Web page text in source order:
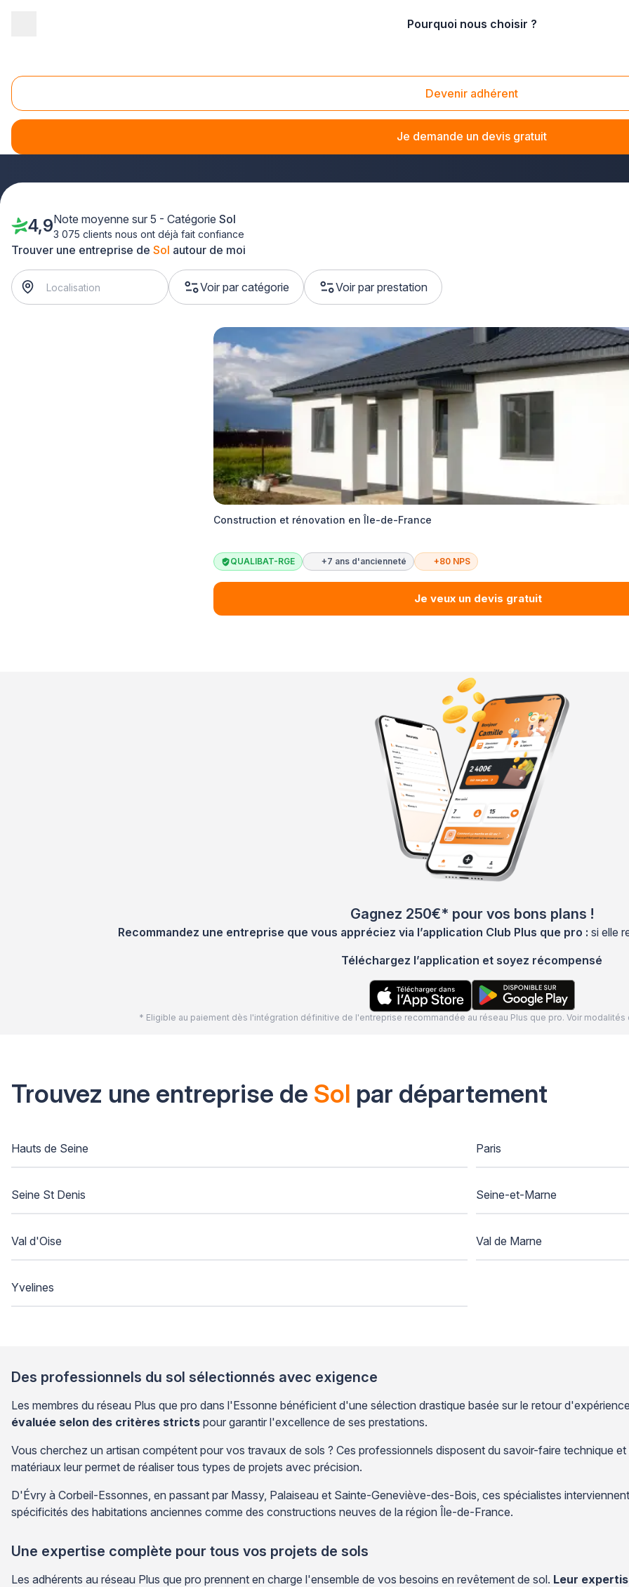
Pourquoi nous choisir ?
Devenir adhérent
Je demande un devis gratuit
Sols Essonne (91)
Vous envisagez la pose ou la rénovation de vos sols en Essonne ? La solution Plus que pro vous met en relation avec
département 91. Que vous recherchiez un professionnel pour votre parquet, carrelage ou sol souple, notre réseau
vous en Île-de-France.
Trouver une entreprise de Sol autour de moi
Voir par catégorie Voir par prestation
4,9Note moyenne sur 5 - Catégorie Sol
3 075 clients nous ont déjà fait confiance
Construction et rénovation en Île-de-France
QUALIBAT-RGE +7 ans d'ancienneté +80 NPS
Je veux un devis gratuit
Gagnez 250€* pour vos bons plans !
Recommandez une entreprise que vous appréciez via l’application Club Plus que pro : si elle
Téléchargez l’application et soyez récompensé
* Eligible au paiement dès l'intégration définitive de l'entreprise recommandée au réseau Plus que pro. Voir
Trouvez une entreprise de Sol par département
Hauts de Seine Paris
Seine St Denis Seine-et-Marne
Val d'Oise Val de Marne
Yvelines
Des professionnels du sol sélectionnés avec exigence
Les membres du réseau Plus que pro dans l'Essonne bénéficient d'une sélection drastique basée sur le retour
évaluée selon des critères stricts pour garantir l'excellence de ses prestations.
Vous cherchez un artisan compétent pour vos travaux de sols ? Ces professionnels disposent du savoir-faire technique
matériaux leur permet de réaliser tous types de projets avec précision.
D'Évry à Corbeil-Essonnes, en passant par Massy, Palaiseau et Sainte-Geneviève-des-Bois, ces spécialistes
spécificités des habitations anciennes comme des constructions neuves de la région Île-de-France.
Une expertise complète pour tous vos projets de sols
Les adhérents au réseau Plus que pro prennent en charge l'ensemble de vos besoins en revêtement de sol. Leur